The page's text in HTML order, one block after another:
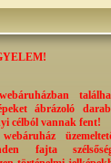
ábrázoló
célból vannak fent!
fajta